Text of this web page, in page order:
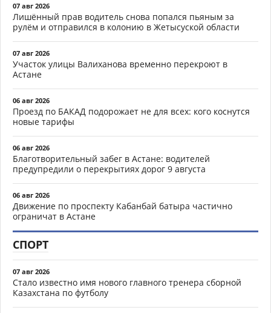
07 авг 2026
Лишённый прав водитель снова попался пьяным за
рулём и отправился в колонию в Жетысуской области
07 авг 2026
Участок улицы Валиханова временно перекроют в
Астане
06 авг 2026
Проезд по БАКАД подорожает не для всех: кого коснутся
новые тарифы
06 авг 2026
Благотворительный забег в Астане: водителей
предупредили о перекрытиях дорог 9 августа
06 авг 2026
Движение по проспекту Кабанбай батыра частично
ограничат в Астане
СПОРТ
07 авг 2026
Стало известно имя нового главного тренера сборной
Казахстана по футболу